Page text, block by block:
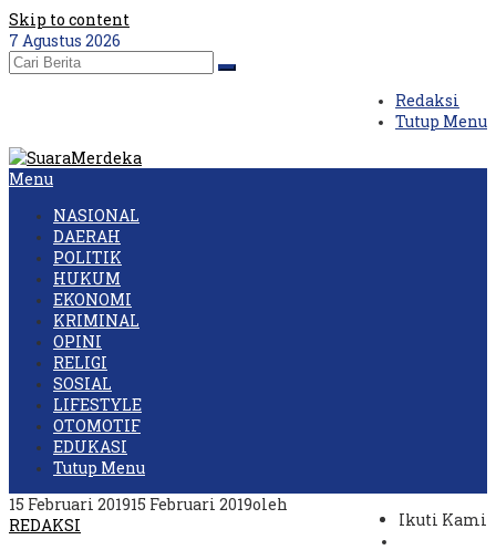
Skip to content
7 Agustus 2026
Redaksi
Tutup Menu
Menu
NASIONAL
DAERAH
POLITIK
HUKUM
EKONOMI
KRIMINAL
OPINI
RELIGI
SOSIAL
LIFESTYLE
OTOMOTIF
EDUKASI
Tutup Menu
Ikuti Kami
15 Februari 201915 Februari 2019oleh
REDAKSI